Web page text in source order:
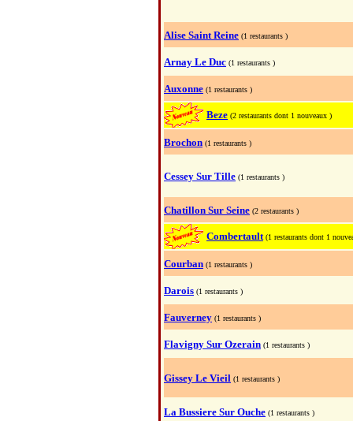
Alise Saint Reine (1 restaurants )
Arnay Le Duc (1 restaurants )
Auxonne (1 restaurants )
Beze (2 restaurants dont 1 nouveaux )
Brochon (1 restaurants )
Cessey Sur Tille (1 restaurants )
Chatillon Sur Seine (2 restaurants )
Combertault (1 restaurants dont 1
Courban (1 restaurants )
Darois (1 restaurants )
Fauverney (1 restaurants )
Flavigny Sur Ozerain (1 restaurants )
Gissey Le Vieil (1 restaurants )
La Bussiere Sur Ouche (1 restaurants )